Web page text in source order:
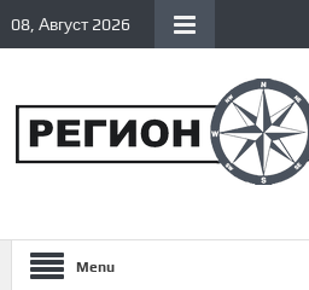
08, Август 2026
Menu